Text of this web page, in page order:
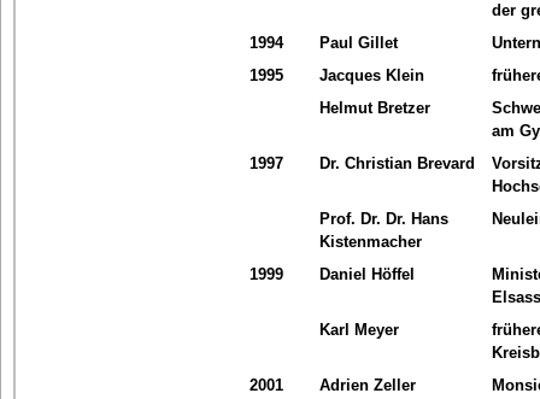
der
1994
Paul Gillet
1995
Jacques Klein
Helmut Bretzer
am
1997
Dr. Christian Brevard
Prof. Dr. Dr. Hans
Kistenmacher
1999 Daniel Höffel
Karl Meyer
2001
Adrien Zeller